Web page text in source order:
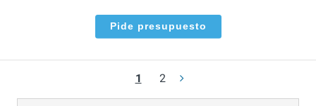
Pide presupuesto
1 2